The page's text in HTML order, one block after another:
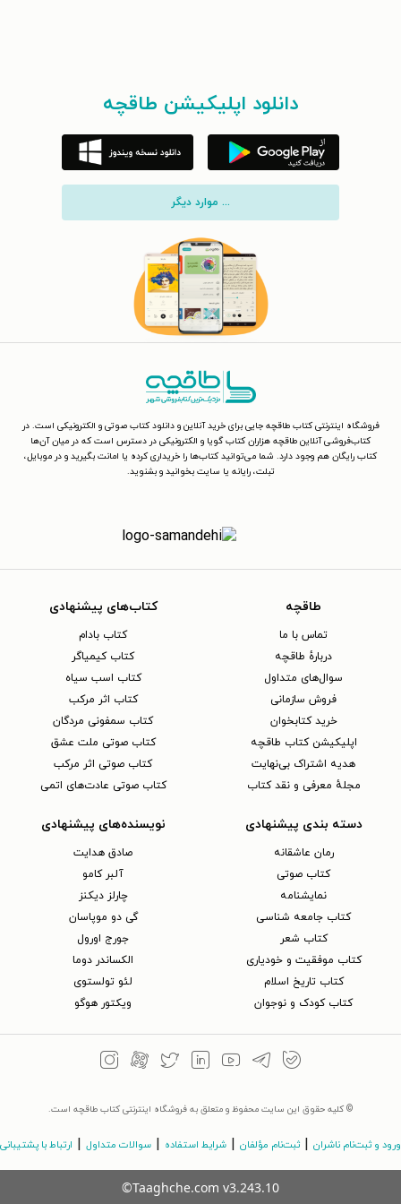
دانلود اپلیکیشن طاقچه
... موارد دیگر
فروشگاه اینترنتی کتاب طاقچه جایی برای خرید آنلاین و دانلود کتاب صوتی و الکترونیکی است. در
کتاب‌فروشی آنلاین طاقچه هزاران کتاب گویا و الکترونیکی در دسترس است که در میان آن‌ها
کتاب رایگان هم وجود دارد. شما می‌توانید کتاب‌ها را خریداری کرده یا امانت بگیرید و در موبایل،
تبلت، رایانه یا سایت بخوانید و بشنوید.
طاقچه
تماس با ما
دربارهٔ طاقچه
سوال‌های متداول
فروش سازمانی
خرید کتابخوان
اپلیکیشن کتاب طاقچه
هدیه اشتراک بی‌نهایت
مجلهٔ معرفی و نقد کتاب
کتاب‌های پیشنهادی
کتاب بادام
کتاب کیمیاگر
کتاب اسب سیاه
کتاب اثر مرکب
کتاب سمفونی مردگان
کتاب صوتی ملت عشق
کتاب صوتی اثر مرکب
کتاب صوتی عادت‌های اتمی
دسته بندی پیشنهادی
رمان عاشقانه
کتاب‌ صوتی
نمایشنامه
کتاب جامعه شناسی
کتاب شعر
کتاب موفقیت و خودیاری
کتاب تاریخ اسلام
کتاب کودک و نوجوان
نویسنده‌های پیشنهادی
صادق هدایت
آلبر کامو
چارلز دیکنز
گی دو موپاسان
جورج اورول
الکساندر دوما
لئو تولستوی
ویکتور هوگو
© کلیه حقوق این سایت محفوظ و متعلق به فروشگاه اینترنتی کتاب طاقچه است.
ورود و ثبت‌نام ناشران ثبت‌نام مؤلفان شرایط استفاده سوالات متداول ارتباط با پشتیبانی
©Taaghche.com v3.243.10